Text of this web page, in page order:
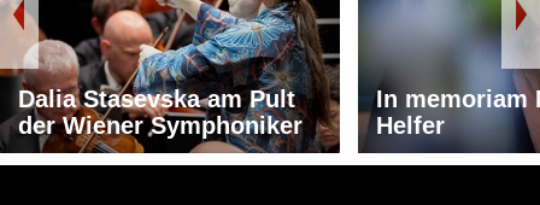
Dalia Stasevska am Pult
der Wiener Symphoniker
In memoriam
Helfer